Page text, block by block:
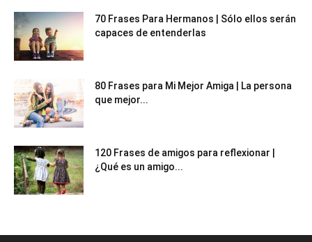
70 Frases Para Hermanos | Sólo ellos serán
capaces de entenderlas
80 Frases para Mi Mejor Amiga | La persona
que mejor...
120 Frases de amigos para reflexionar |
¿Qué es un amigo...